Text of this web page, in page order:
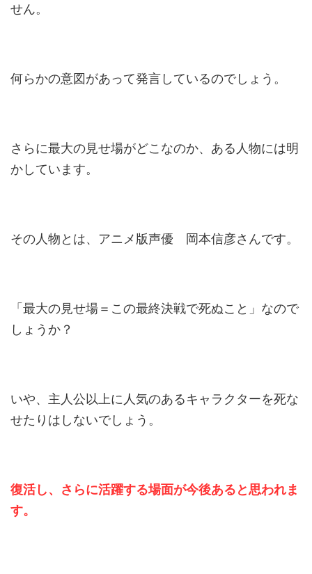
せん。
何らかの意図があって発言しているのでしょう。
さらに最大の見せ場がどこなのか、ある人物には明
かしています。
その人物とは、アニメ版声優 岡本信彦さんです。
「最大の見せ場＝この最終決戦で死ぬこと」なので
しょうか？
いや、主人公以上に人気のあるキャラクターを死な
せたりはしないでしょう。
復活し、さらに活躍する場面が今後あると思われま
す。